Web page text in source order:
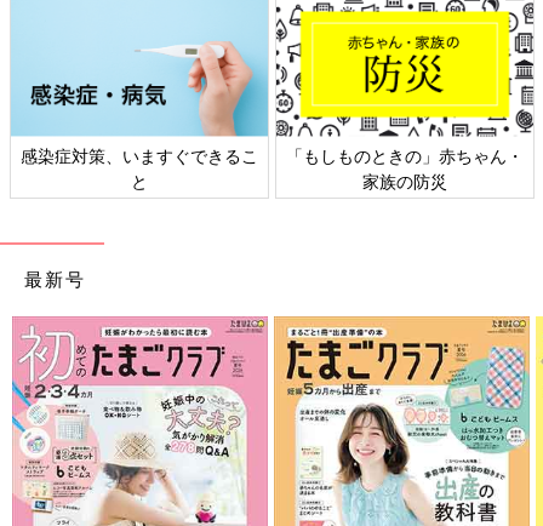
子育てママの味方！リュックコーデいろいろ
ものときの」赤ちゃん・
日本外来小児科学会リーフレッ
ト検討会
六星
最新号